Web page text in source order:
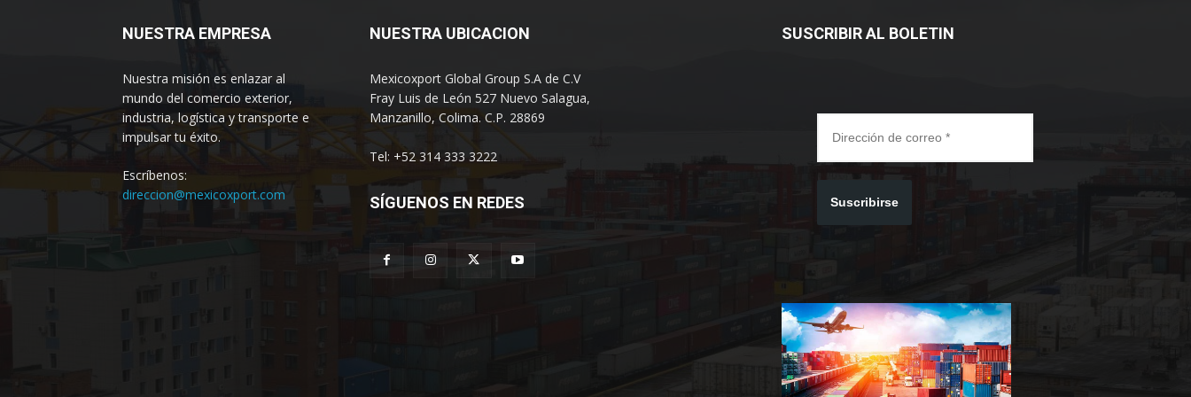
NUESTRA EMPRESA
Nuestra misión es enlazar al
mundo del comercio exterior,
industria, logística y transporte e
impulsar tu éxito.
Escríbenos:
direccion@mexicoxport.com
NUESTRA UBICACION
Mexicoxport Global Group S.A de C.V
Fray Luis de León 527 Nuevo Salagua,
Manzanillo, Colima. C.P. 28869
Tel: +52 314 333 3222
SÍGUENOS EN REDES
SUSCRIBIR AL BOLETIN
Suscribirse